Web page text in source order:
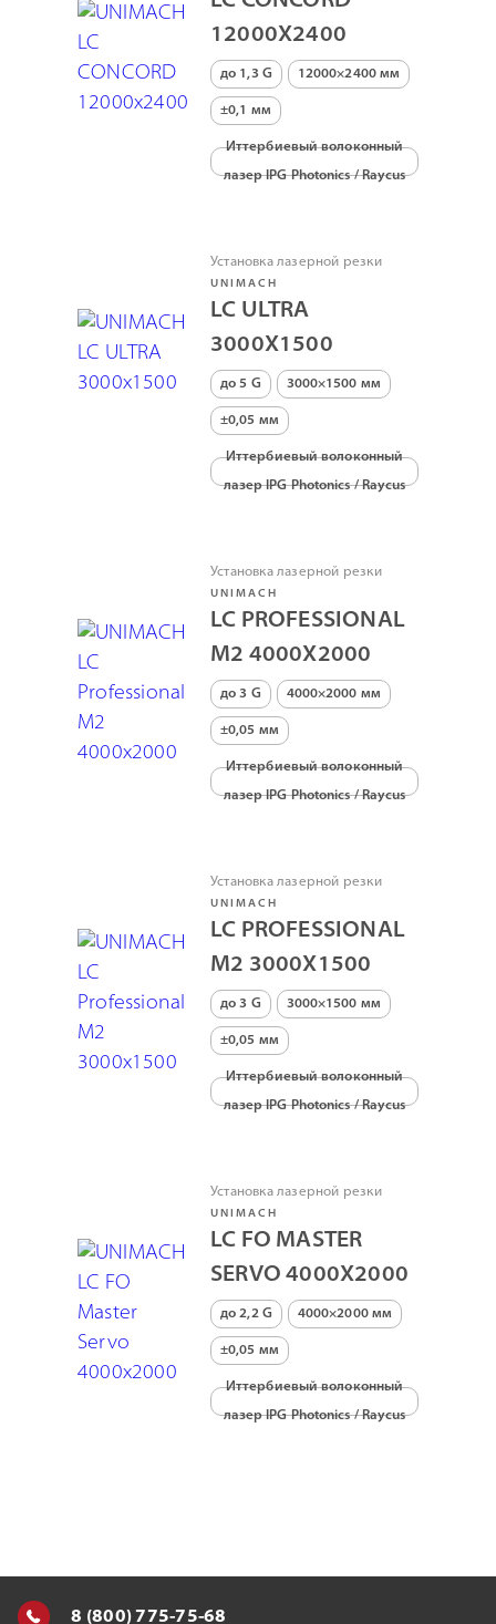
12000Х2400
до 1,3 G 12000×2400 мм
±0,1 мм
Иттербиевый волоконный
лазер IPG Photonics / Raycus
Установка лазерной резки
UNIMACH
LC ULTRA
3000Х1500
до 5 G 3000×1500 мм
±0,05 мм
Иттербиевый волоконный
лазер IPG Photonics / Raycus
Установка лазерной резки
UNIMACH
LC PROFESSIONAL
M2 4000Х2000
до 3 G 4000×2000 мм
±0,05 мм
Иттербиевый волоконный
лазер IPG Photonics / Raycus
Установка лазерной резки
UNIMACH
LC PROFESSIONAL
M2 3000Х1500
до 3 G 3000×1500 мм
±0,05 мм
Иттербиевый волоконный
лазер IPG Photonics / Raycus
Установка лазерной резки
UNIMACH
LC FO MASTER
SERVO 4000Х2000
до 2,2 G 4000×2000 мм
±0,05 мм
Иттербиевый волоконный
лазер IPG Photonics / Raycus
8 (800) 775-75-68